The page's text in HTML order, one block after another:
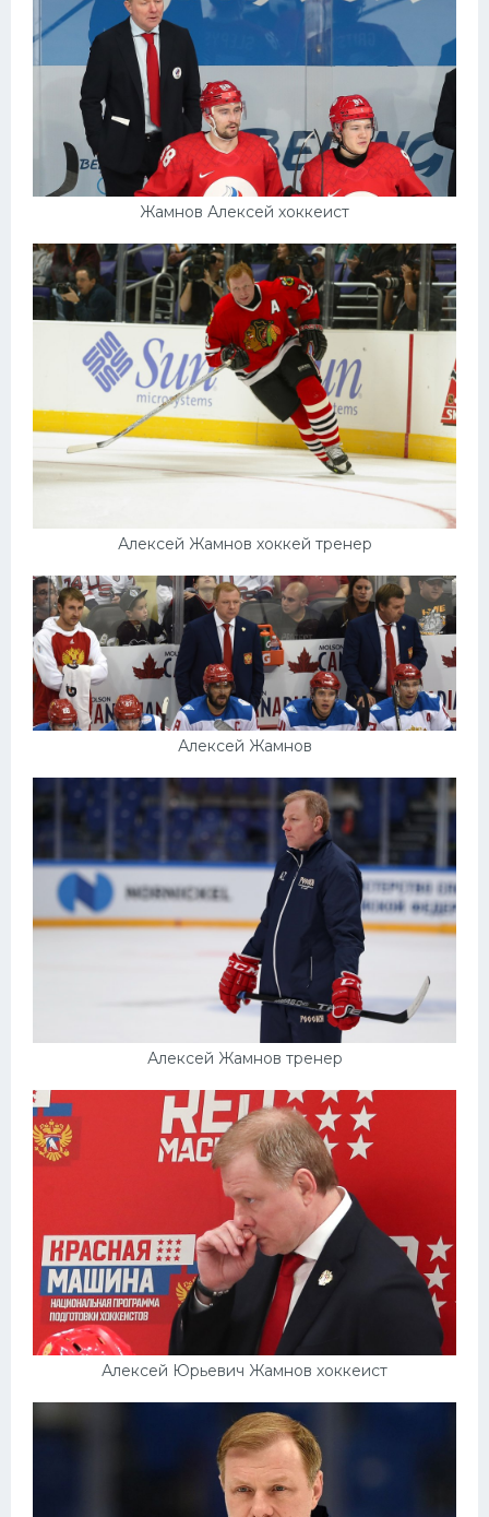
Жамнов Алексей хоккеист
Алексей Жамнов хоккей тренер
Алексей Жамнов
Алексей Жамнов тренер
Алексей Юрьевич Жамнов хоккеист